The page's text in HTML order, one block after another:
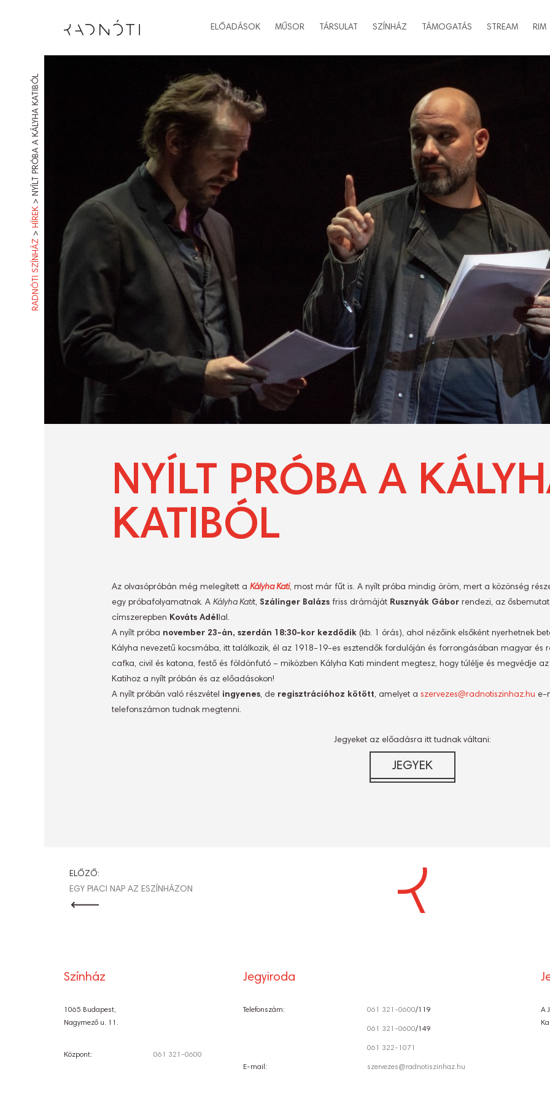
ELŐADÁSOK MŰSOR TÁRSULAT SZÍNHÁZ TÁMOGATÁS STREAM RIM
RADNÓTI SZÍNHÁZ
>
HÍREK
>
NYÍLT PRÓBA A KÁLYHA KATIBÓL
NYÍLT PRÓBA A
KATIBÓL
Az olvasópróbán még melegített a Kályha Kati, most már fűt is. A nyílt próba mindig öröm, mert a közönség
egy próbafolyamatnak. A Kályha Katit, Szálinger Balázs friss drámáját Rusznyák Gábor rendezi, az
címszerepben Kováts Adéllal.
A nyílt próba november 23-án, szerdán 18:30-kor kezdődik (kb. 1 órás), ahol nézőink elsőként nyerhetnek
Kályha nevezetű kocsmába, itt találkozik, él az 1918-19-es esztendők fordulóján és forrongásában magyar és
cafka, civil és katona, festő és földönfutó – miközben Kályha Kati mindent megtesz, hogy túlélje és megvédje
Katihoz a nyílt próbán és az előadásokon!
A nyílt próbán való részvétel ingyenes, de regisztrációhoz kötött, amelyet a szervezes@radnotiszinhaz.hu e-
telefonszámon tudnak megtenni.
Jegyeket az előadásra itt tudnak váltani:
BEJEGYZÉS
ELŐZŐ:
EGY PIACI NAP AZ ESZÍNHÁZON
Színház
1065 Budapest,
Nagymező u. 11.
Központ: 061 321-0600
Jegyiroda
Telefonszám: 061 321-0600/119
061 321-0600/149
061 322-1071
E-mail: szervezes@radnotiszinhaz.hu
A